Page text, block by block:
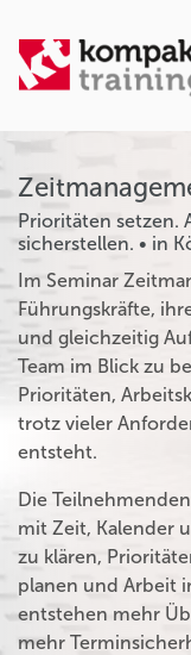
Prioritäten setzen.
sicherstellen. • in
Im Seminar
Führungskräfte,
und gleichzeitig
Team im Blick zu
Prioritäten,
trotz vieler
entsteht.
Die
mit Zeit, Kalender
zu klären,
planen und Arbeit
entstehen mehr
mehr